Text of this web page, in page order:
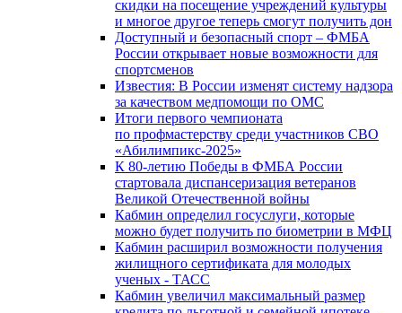
скидки на посещение учреждений культуры
и многое другое теперь смогут получить дон
Доступный и безопасный спорт – ФМБА
России открывает новые возможности для
спортсменов
Известия: В России изменят систему надзора
за качеством медпомощи по ОМС
Итоги первого чемпионата
по профмастерству среди участников СВО
«Абилимпикс-2025»
К 80-летию Победы в ФМБА России
стартовала диспансеризация ветеранов
Великой Отечественной войны
Кабмин определил госуслуги, которые
можно будет получить по биометрии в МФЦ
Кабмин расширил возможности получения
жилищного сертификата для молодых
ученых - ТАСС
Кабмин увеличил максимальный размер